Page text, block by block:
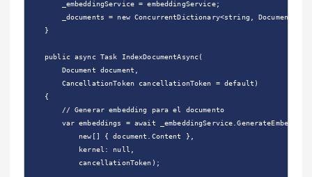
        _embeddingService = embeddingService;
        _documents = new ConcurrentDictionary<string, Document>();
    }
    public async Task IndexDocumentAsync(
        Document document,
        CancellationToken cancellationToken = default)
    {
        // Generar embedding para el documento
var embeddings = await
            new[] { document.Content },
            kernel: null,
            cancellationToken);